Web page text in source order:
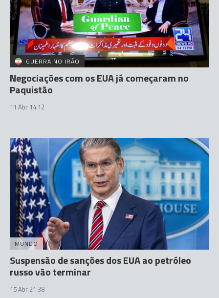
GUERRA NO IRÃO
Negociações com os EUA já começaram no
Paquistão
11 Abr 14:12
MUNDO
Suspensão de sanções dos EUA ao petróleo
russo vão terminar
15 Abr 21:38